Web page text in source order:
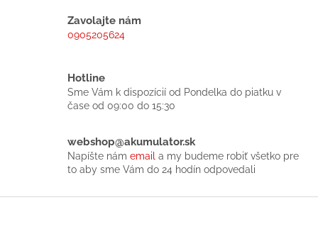
v
k
y
ý
p
i
u
Zavolajte nám
0905205624
Hotline
Sme Vám k dispozícií od Pondelka do piatku v
čase od 09:00 do 15:30
webshop@akumulator.sk
Napíšte nám email a my budeme robiť všetko pre
to aby sme Vám do 24 hodín odpovedali
Z